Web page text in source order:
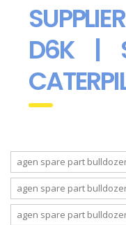
D6K |
agen spare part
agen spare part
agen spare part